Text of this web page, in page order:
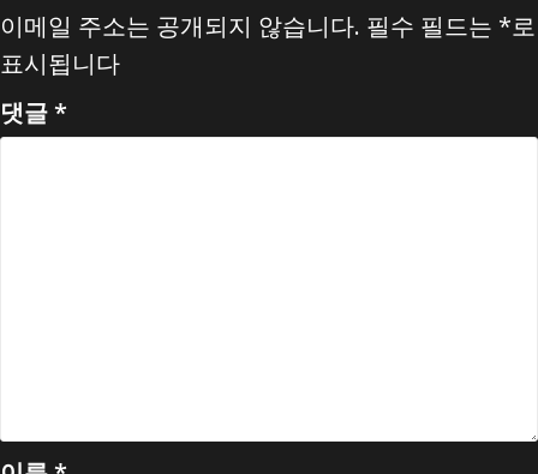
이메일 주소는 공개되지 않습니다. 필수 필드는 *로
표시됩니다
댓글*